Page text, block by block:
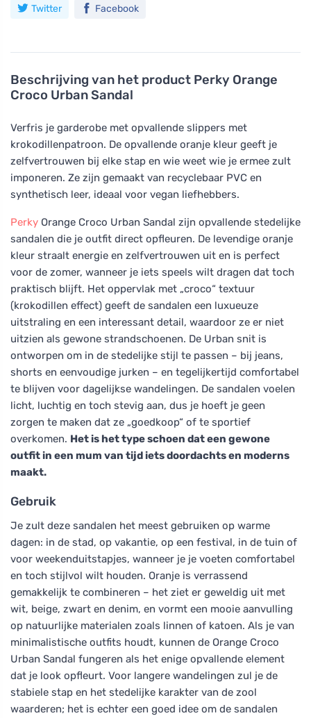
Beschrijving van het product Perky Orange
Croco Urban Sandal
Verfris je garderobe met opvallende slippers met
krokodillenpatroon. De opvallende oranje kleur geeft je
zelfvertrouwen bij elke stap en wie weet wie je ermee zult
imponeren. Ze zijn gemaakt van recyclebaar PVC en
synthetisch leer, ideaal voor vegan liefhebbers.
Perky Orange Croco Urban Sandal zijn opvallende stedelijke
sandalen die je outfit direct opfleuren. De levendige oranje
kleur straalt energie en zelfvertrouwen uit en is perfect
voor de zomer, wanneer je iets speels wilt dragen dat toch
praktisch blijft. Het oppervlak met „croco“ textuur
(krokodillen effect) geeft de sandalen een luxueuze
uitstraling en een interessant detail, waardoor ze er niet
uitzien als gewone strandschoenen. De Urban snit is
ontworpen om in de stedelijke stijl te passen – bij jeans,
shorts en eenvoudige jurken – en tegelijkertijd comfortabel
te blijven voor dagelijkse wandelingen. De sandalen voelen
licht, luchtig en toch stevig aan, dus je hoeft je geen
zorgen te maken dat ze „goedkoop“ of te sportief
overkomen. Het is het type schoen dat een gewone
outfit in een mum van tijd iets doordachts en moderns
maakt.
Gebruik
Je zult deze sandalen het meest gebruiken op warme
dagen: in de stad, op vakantie, op een festival, in de tuin of
voor weekenduitstapjes, wanneer je je voeten comfortabel
en toch stijlvol wilt houden. Oranje is verrassend
gemakkelijk te combineren – het ziet er geweldig uit met
wit, beige, zwart en denim, en vormt een mooie aanvulling
op natuurlijke materialen zoals linnen of katoen. Als je van
minimalistische outfits houdt, kunnen de Orange Croco
Urban Sandal fungeren als het enige opvallende element
dat je look opfleurt. Voor langere wandelingen zul je de
stabiele stap en het stedelijke karakter van de zool
waarderen; het is echter een goed idee om de sandalen
Twitter Facebook